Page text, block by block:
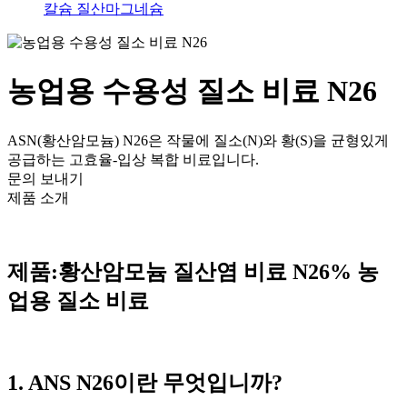
칼슘 질산마그네슘
농업용 수용성 질소 비료 N26
ASN(황산암모늄) N26은 작물에 질소(N)와 황(S)을 균형있게
공급하는 고효율-입상 복합 비료입니다.
문의 보내기
제품 소개
제품:황산암모늄 질산염 비료 N26% 농
업용 질소 비료
1. ANS N26이란 무엇입니까?